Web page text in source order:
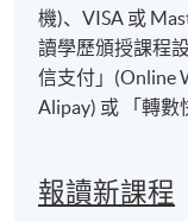
機)、VISA 或
讀學歷頒授課程
信支付」(Online
Alipay) 或 「轉數
報讀新課程